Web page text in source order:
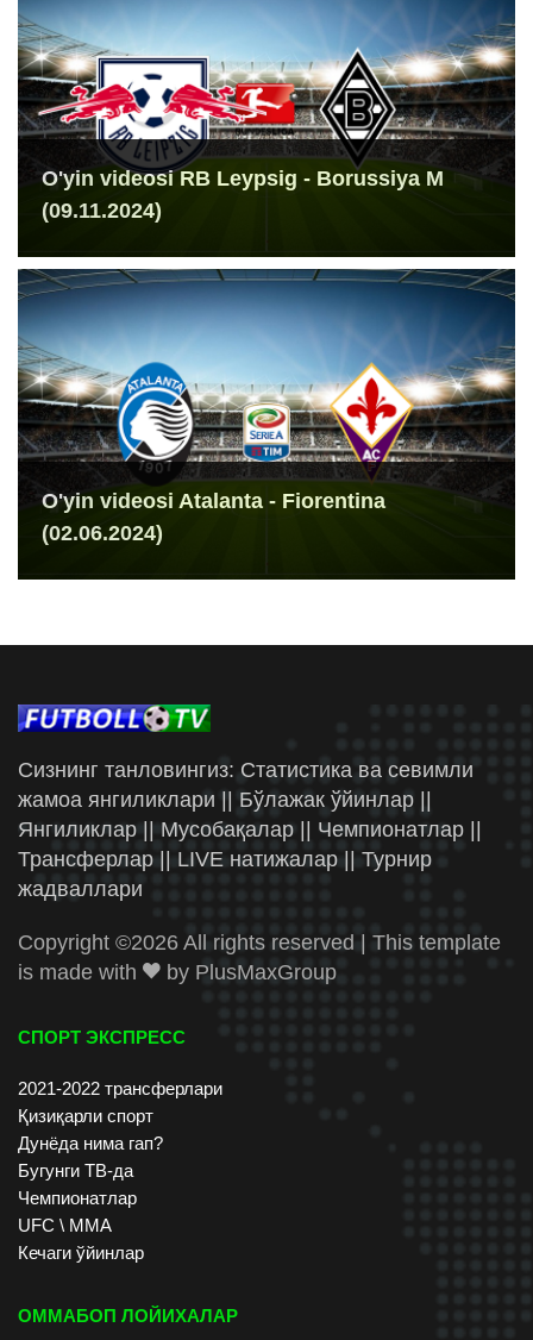
O'yin videosi RB Leypsig - Borussiya M
(09.11.2024)
O'yin videosi Atalanta - Fiorentina
(02.06.2024)
Сизнинг танловингиз: Статистика ва севимли
жамоа янгиликлари || Бўлажак ўйинлар ||
Янгиликлар || Мусобақалар || Чемпионатлар ||
Трансферлар || LIVE натижалар || Турнир
жадваллари
Copyright ©2026 All rights reserved | This template
is made with
by PlusMaxGroup
СПОРТ ЭКСПРЕСС
2021-2022 трансферлари
Қизиқарли спорт
Дунёда нима гап?
Бугунги ТВ-да
Чемпионатлар
UFC \ ММА
Кечаги ўйинлар
ОММАБОП ЛОЙИХАЛАР